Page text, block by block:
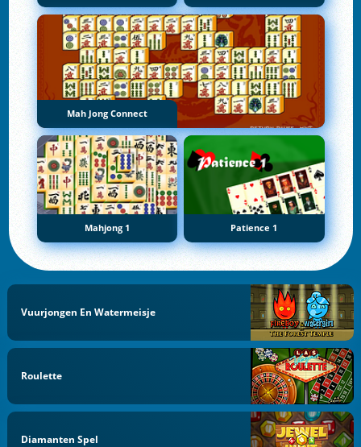
Mah Jong Connect
Mahjong 1 Patience 1
Vuurjongen En Watermeisje
Roulette
Diamanten Spel